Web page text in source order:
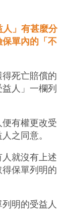
」有甚麼分
單內的「不
死亡賠償的
人」一欄列
有權更改受
之同意。
就沒有上述
保單列明的
明的受益人